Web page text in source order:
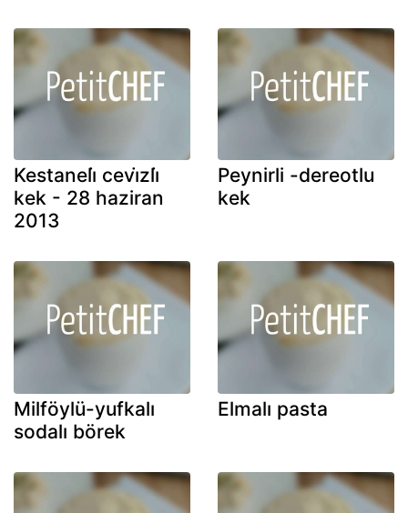
Kestaneli̇ cevi̇zli̇
kek - 28 haziran
2013
Peynirli -dereotlu
kek
Milföylü-yufkalı
sodalı börek
Elmalı pasta